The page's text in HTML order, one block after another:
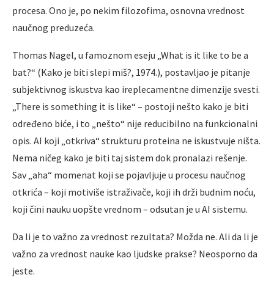
procesa. Ono je, po nekim filozofima, osnovna vrednost
naučnog preduzeća.
Thomas Nagel, u famoznom eseju „What is it like to be a
bat?“ (Kako je biti slepi miš?, 1974.), postavljao je pitanje
subjektivnog iskustva kao ireplecamentne dimenzije svesti.
„There is something it is like“ – postoji nešto kako je biti
određeno biće, i to „nešto“ nije reducibilno na funkcionalni
opis. AI koji „otkriva“ strukturu proteina ne iskustvuje ništa.
Nema ničeg kako je biti taj sistem dok pronalazi rešenje.
Sav „aha“ momenat koji se pojavljuje u procesu naučnog
otkrića – koji motiviše istraživače, koji ih drži budnim noću,
koji čini nauku uopšte vrednom – odsutan je u AI sistemu.
Da li je to važno za vrednost rezultata? Možda ne. Ali da li je
važno za vrednost nauke kao ljudske prakse? Neosporno da
jeste.